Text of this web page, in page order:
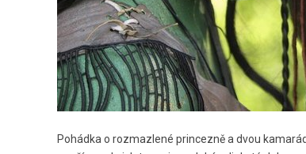
Pohádka o rozmazlené princezně a dvou